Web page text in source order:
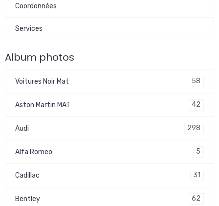
Coordonnées
Services
Album photos
Voitures Noir Mat 58
Aston Martin MAT 42
Audi 298
Alfa Romeo 5
Cadillac 31
Bentley 62